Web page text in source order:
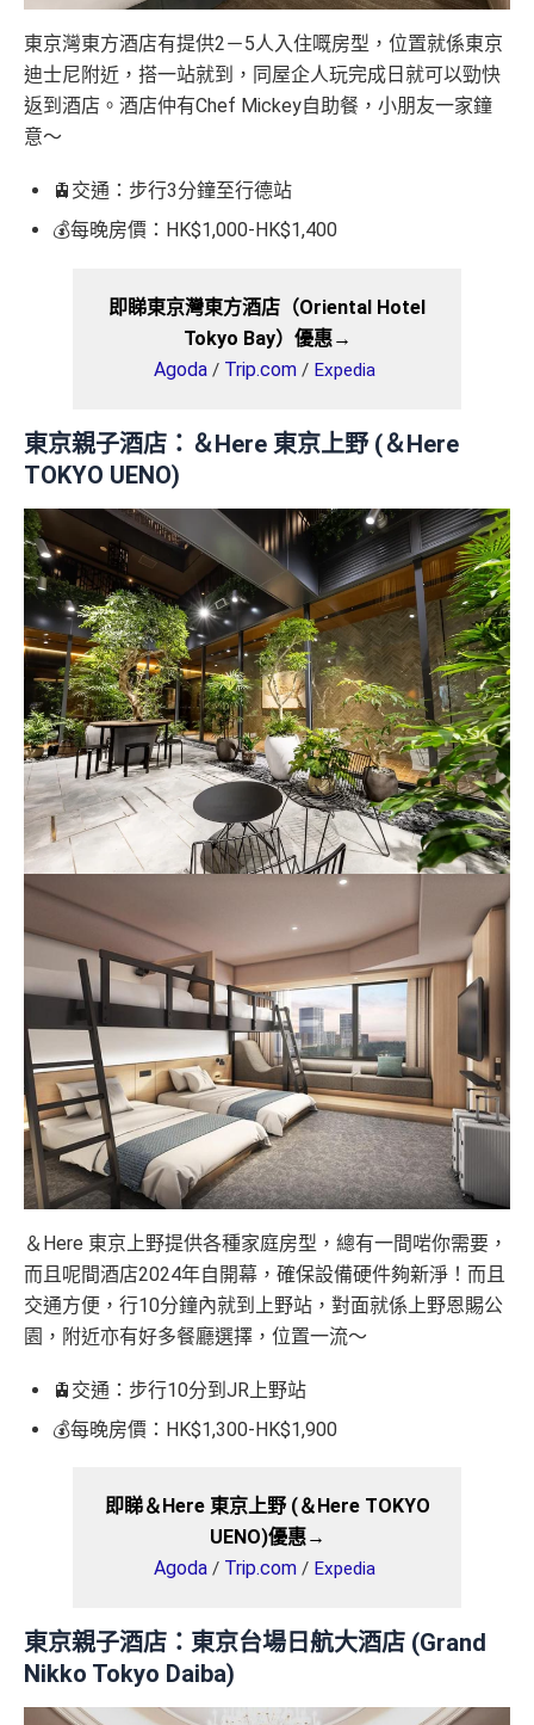
東京灣東方酒店有提供2－5人入住嘅房型，位置就係東京
迪士尼附近，搭一站就到，同屋企人玩完成日就可以勁快
返到酒店。酒店仲有Chef Mickey自助餐，小朋友一家鐘
意～
🚊交通：步行3分鐘至行德站
💰每晚房價：HK$1,000-HK$1,400
即睇東京灣東方酒店（Oriental Hotel
Tokyo Bay）優惠→
Agoda / Trip.com / Expedia
東京親子酒店：＆Here 東京上野 (＆Here
TOKYO UENO)
＆Here 東京上野提供各種家庭房型，總有一間啱你需要，
而且呢間酒店2024年自開幕，確保設備硬件夠新淨！而且
交通方便，行10分鐘內就到上野站，對面就係上野恩賜公
園，附近亦有好多餐廳選擇，位置一流～
🚊交通：步行10分到JR上野站
💰每晚房價：HK$1,300-HK$1,900
即睇＆Here 東京上野 (＆Here TOKYO
UENO)優惠→
Agoda / Trip.com / Expedia
東京親子酒店： 東京台場日航大酒店 (Grand
Nikko Tokyo Daiba)